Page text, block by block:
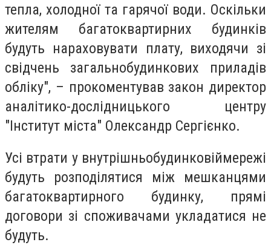
тепла, холодної та гарячої води. Оскільки
жителям багатоквартирних будинків
будуть нараховувати плату, виходячи зі
свідчень загальнобудинкових приладів
обліку", – прокоментував закон директор
аналітико-дослідницького центру
"Інститут міста" Олександр Сергієнко.
Усі втрати у внутрішньобудинковіймережі
будуть розподілятися між мешканцями
багатоквартирного будинку, прямі
договори зі споживачами укладатися не
будуть.